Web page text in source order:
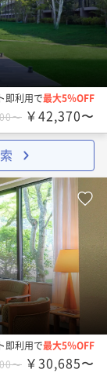
即利用で最大5％OFF
〜 ￥42,370〜
即利用で最大5％OFF
〜 ￥30,685〜